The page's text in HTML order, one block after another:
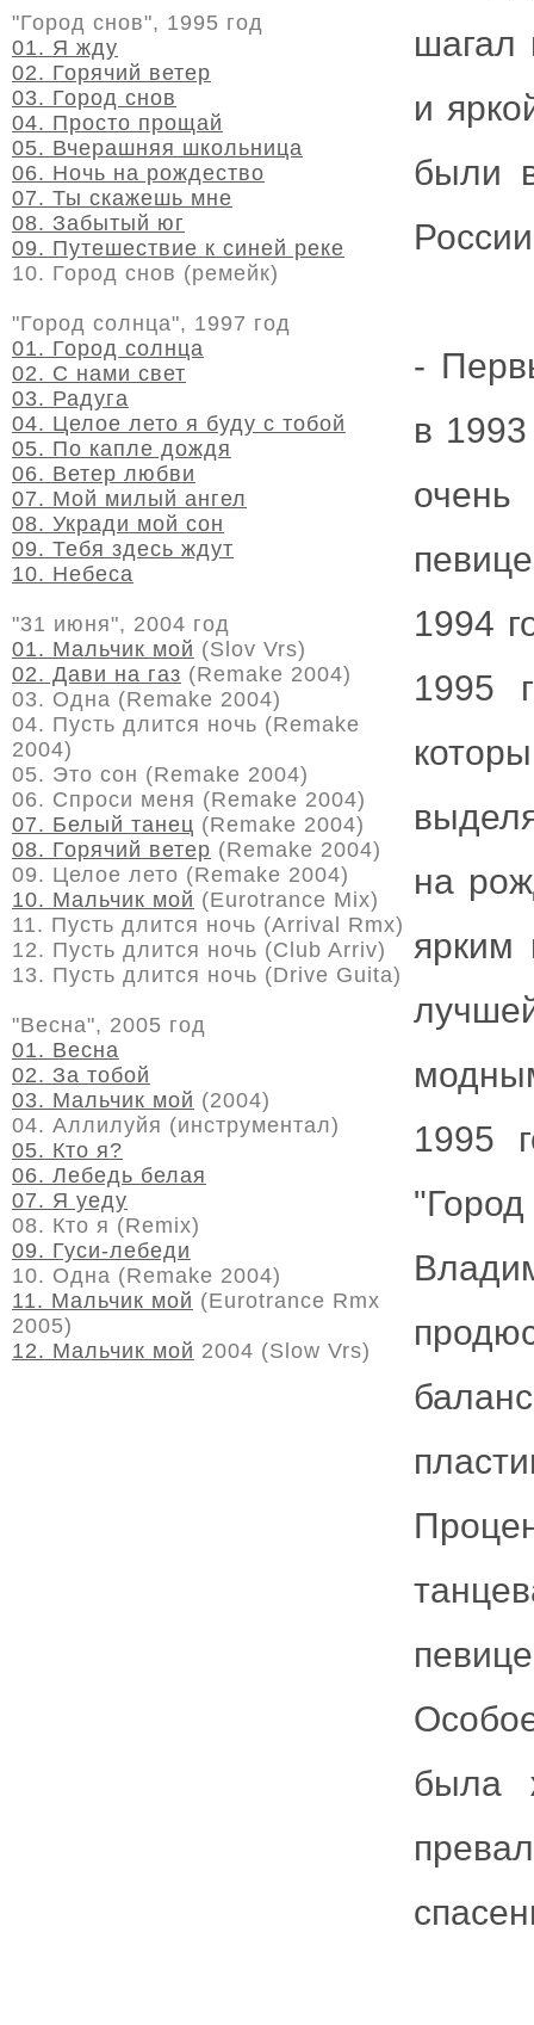
шагал
и
были
-
в
1994
1995
на
ярким
1995
была
"Город снов", 1995 год
01. Я жду
02. Горячий ветер
03. Город снов
04. Просто прощай
05. Вчерашняя школьница
06. Ночь на рождество
07. Ты скажешь мне
08. Забытый юг
09. Путешествие к синей реке
10. Город снов (ремейк)
"Город солнца", 1997 год
01. Город солнца
02. С нами свет
03. Радуга
04. Целое лето я буду с тобой
05. По капле дождя
06. Ветер любви
07. Мой милый ангел
08. Укради мой сон
09. Тебя здесь ждут
10. Небеса
"31 июня", 2004 год
01. Мальчик мой (Slov Vrs)
02. Дави на газ (Remake 2004)
03. Одна (Remake 2004)
04. Пусть длится ночь (Remake
2004)
05. Это сон (Remake 2004)
06. Спроси меня (Remake 2004)
07. Белый танец (Remake 2004)
08. Горячий ветер (Remake 2004)
09. Целое лето (Remake 2004)
10. Мальчик мой (Eurotrance Mix)
11. Пусть длится ночь (Arrival Rmx)
12. Пусть длится ночь (Club Arriv)
13. Пусть длится ночь (Drive Guita)
"Весна", 2005 год
01. Весна
02. За тобой
03. Мальчик мой (2004)
04. Аллилуйя (инструментал)
05. Кто я?
06. Лебедь белая
07. Я уеду
08. Кто я (Remix)
09. Гуси-лебеди
10. Одна (Remake 2004)
11. Мальчик мой (Eurotrance Rmx
2005)
12. Мальчик мой 2004 (Slow Vrs)